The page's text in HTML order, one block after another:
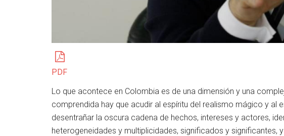
PDF
Lo que acontece en Colombia es de una dimensión y una
comprendida hay que acudir al espíritu del realismo mágico y al
desentrañar la oscura cadena de hechos, intereses y actores,
heterogeneidades y multiplicidades, significados y significantes,